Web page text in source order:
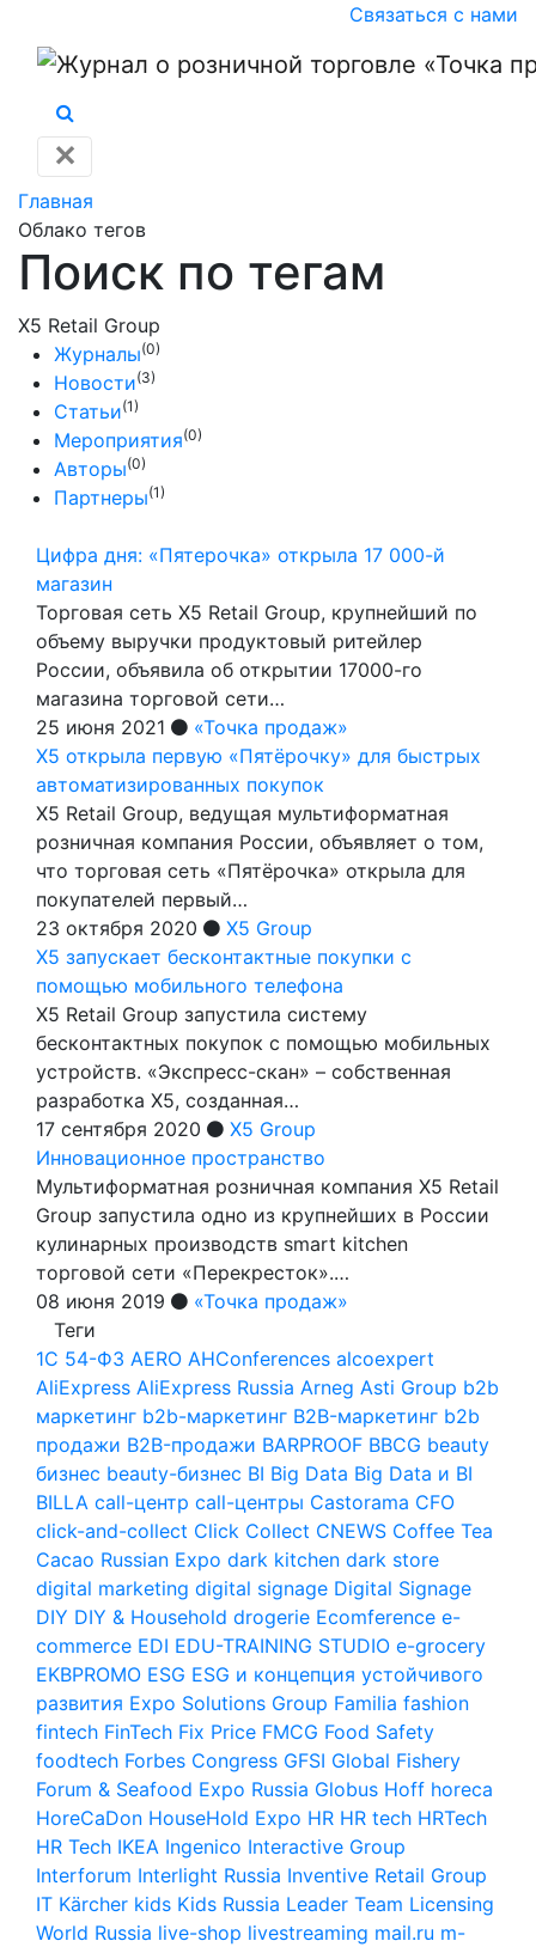
Связаться с нами
✕
Главная
Облако тегов
Поиск по тегам
X5 Retail Group
Журналы(0)
Новости(3)
Статьи(1)
Мероприятия(0)
Авторы(0)
Партнеры(1)
Цифра дня: «Пятерочка» открыла 17 000-й
магазин
Торговая сеть X5 Retail Group, крупнейший по
объему выручки продуктовый ритейлер
России, объявила об открытии 17000-го
магазина торговой сети…
25 июня 2021
«Точка продаж»
X5 открыла первую «Пятёрочку» для быстрых
автоматизированных покупок
X5 Retail Group, ведущая мультиформатная
розничная компания России, объявляет о том,
что торговая сеть «Пятёрочка» открыла для
покупателей первый…
23 октября 2020
X5 Group
X5 запускает бесконтактные покупки с
помощью мобильного телефона
X5 Retail Group запустила систему
бесконтактных покупок с помощью мобильных
устройств. «Экспресс-скан» – собственная
разработка Х5, созданная…
17 сентября 2020
X5 Group
Инновационное пространство
Мультиформатная розничная компания X5 Retail
Group запустила одно из крупнейших в России
кулинарных производств smart kitchen
торговой сети «Перекресток».…
08 июня 2019
«Точка продаж»
Теги
1С 54-ФЗ AERO AHConferences alcoexpert
AliExpress AliExpress Russia Arneg Asti Group b2b
маркетинг b2b-маркетинг B2B-маркетинг b2b
продажи B2B-продажи BARPROOF BBCG beauty
бизнес beauty-бизнес BI Big Data Big Data и BI
BILLA call-центр call-центры Castorama CFO
click-and-collect Click Collect CNEWS Coffee Tea
Cacao Russian Expo dark kitchen dark store
digital marketing digital signage Digital Signage
DIY DIY & Household drogerie Ecomference e-
commerce EDI EDU-TRAINING STUDIO e-grocery
EKBPROMO ESG ESG и концепция устойчивого
развития Expo Solutions Group Familia fashion
fintech FinTech Fix Price FMCG Food Safety
foodtech Forbes Congress GFSI Global Fishery
Forum & Seafood Expo Russia Globus Hoff horeca
HoreCaDon HouseHold Expo HR HR tech HRTech
HR Tech IKEA Ingenico Interactive Group
Interforum Interlight Russia Inventive Retail Group
IT Kärcher kids Kids Russia Leader Team Licensing
World Russia live-shop livestreaming mail.ru m-